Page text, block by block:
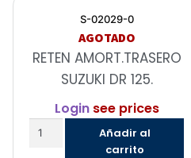
S-02029-0
AGOTADO
RETEN AMORT.TRASERO
SUZUKI DR 125.
Loginsee prices
Añadir al
carrito